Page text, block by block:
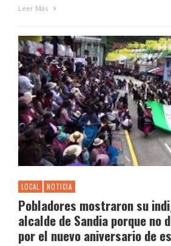
Leer Más
LOCAL NOTICIA
Pobladores mostraron su
alcalde de Sandia porque no
por el nuevo aniversario de